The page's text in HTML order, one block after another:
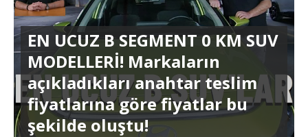
EN UCUZ B SEGMENT 0 KM SUV
MODELLERİ! Markaların
açıkladıkları anahtar teslim
fiyatlarına göre fiyatlar bu
şekilde oluştu!